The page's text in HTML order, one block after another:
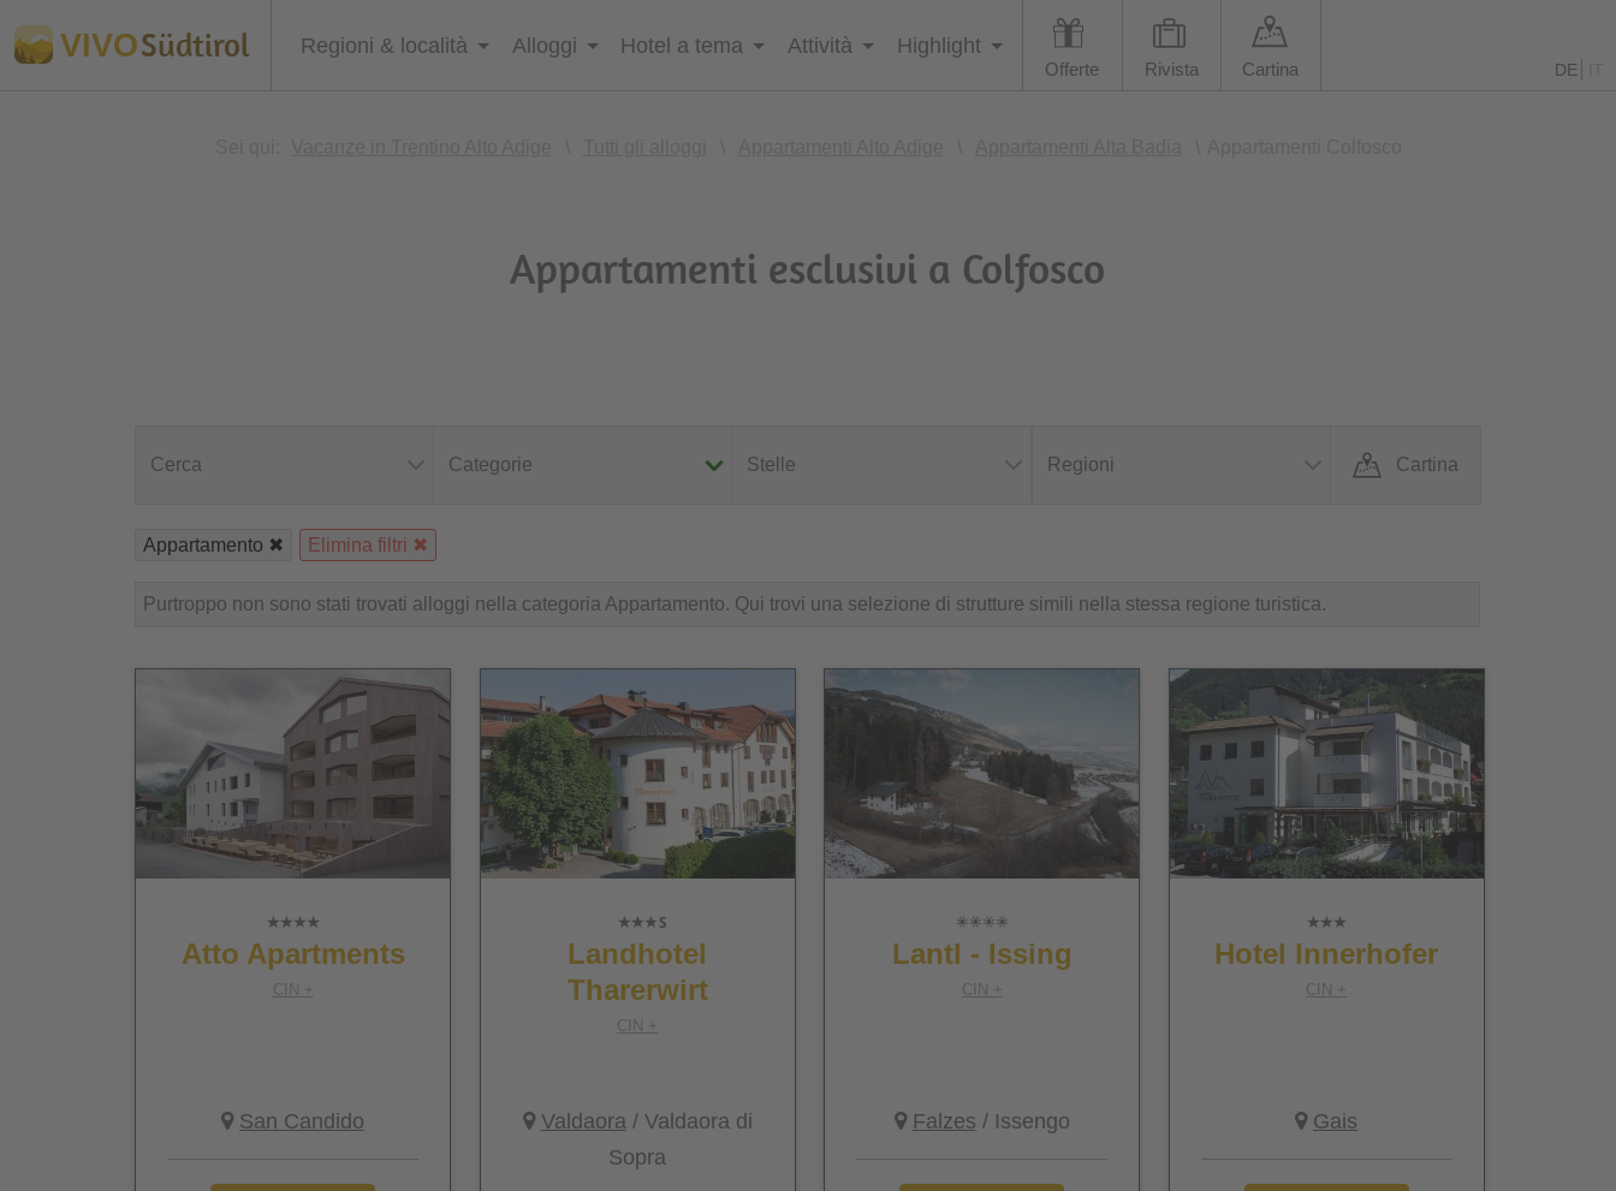
VIVOSüdtirol Regioni & località Alloggi Hotel a tema Attività Highlight
Offerte Rivista Cartina DE
Appartamenti esclusivi a Colfosco
Cerca Categorie Stelle Regioni Cartina
Appartamento Elimina filtri
Purtroppo non sono stati trovati alloggi nella categoria Appartamento. Qui trovi una selezione di strutture simili nella stessa regione turistica.
Atto Apartments
CIN +
San Candido
Landhotel
Tharerwirt
CIN +
Valdaora / Valdaora di
Sopra
Lantl - Issing
CIN +
Falzes / Issengo
Hotel Innerhofer
CIN +
Gais